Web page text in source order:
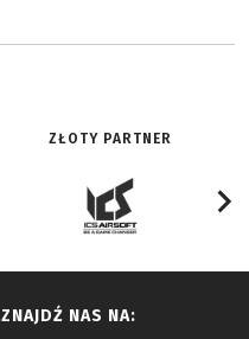
ZŁOTY PARTNER
ZNAJDŹ NAS NA: